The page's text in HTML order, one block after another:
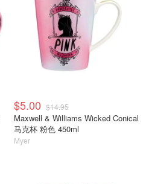
$5.00 $14.95
Maxwell & Williams Wicked Conical
马克杯 粉色 450ml
Myer